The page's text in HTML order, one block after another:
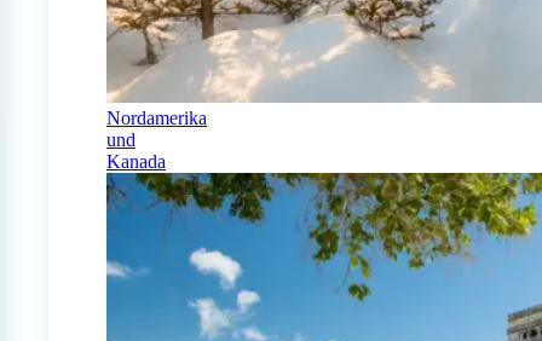
Nordamerika
und
Kanada